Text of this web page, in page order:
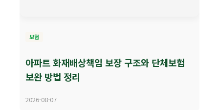
보험
아파트 화재배상책임 보장 구조와 단체보험
보완 방법 정리
2026-08-07